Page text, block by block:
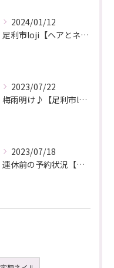
2024/01/12
足利市loji【ヘアとネイル同時施術】
2023/07/22
梅雨明け♪【足利市loji】
2023/07/18
連休前の予約状況【足利市loji】